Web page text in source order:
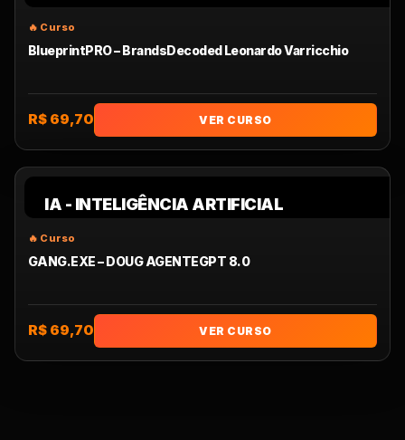
BlueprintPRO – BrandsDecoded Leonardo Varricchio
R$ 69,70 VER CURSO
IA - INTELIGÊNCIA ARTIFICIAL
GANG.EXE – DOUG AGENTEGPT 8.0
R$ 69,70 VER CURSO